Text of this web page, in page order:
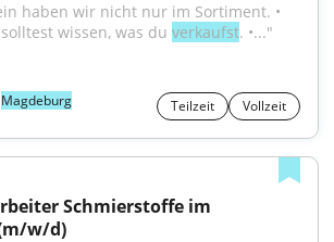
haben wir nicht nur im Sortiment. •
wissen, was du verkaufst. •..."
Magdeburg Teilzeit Vollzeit
Schmierstoffe im
w/d)